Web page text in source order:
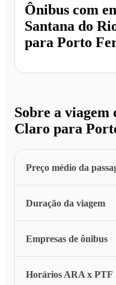
Ônibus com
Santana do
para Porto
Sobre a viagem
Claro para
Preço médio da
Duração da viagem
Empresas de ônibus
Horários ARA x PTF